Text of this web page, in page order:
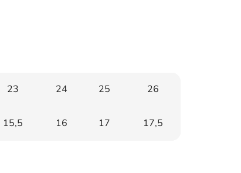
23 24 25 26
15,5 16 17 17,5